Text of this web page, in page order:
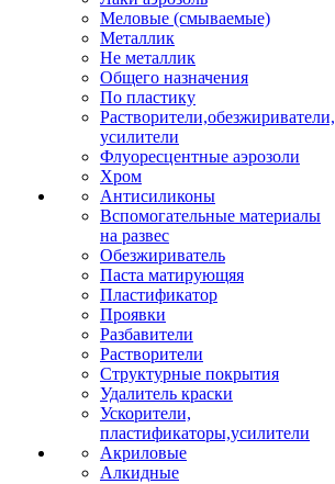
Меловые (смываемые)
Металлик
Не металлик
Общего назначения
По пластику
Растворители,обезжириватели,
усилители
Флуоресцентные аэрозоли
Хром
Антисиликоны
Вспомогательные материалы
на развес
Обезжириватель
Паста матирующяя
Пластификатор
Проявки
Разбавители
Растворители
Структурные покрытия
Удалитель краски
Ускорители,
пластификаторы,усилители
Акриловые
Алкидные